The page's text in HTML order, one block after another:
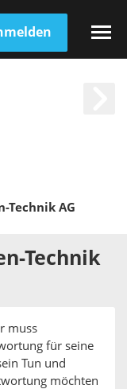
Technik AG
Technik
muss
für seine
Tun und
möchten